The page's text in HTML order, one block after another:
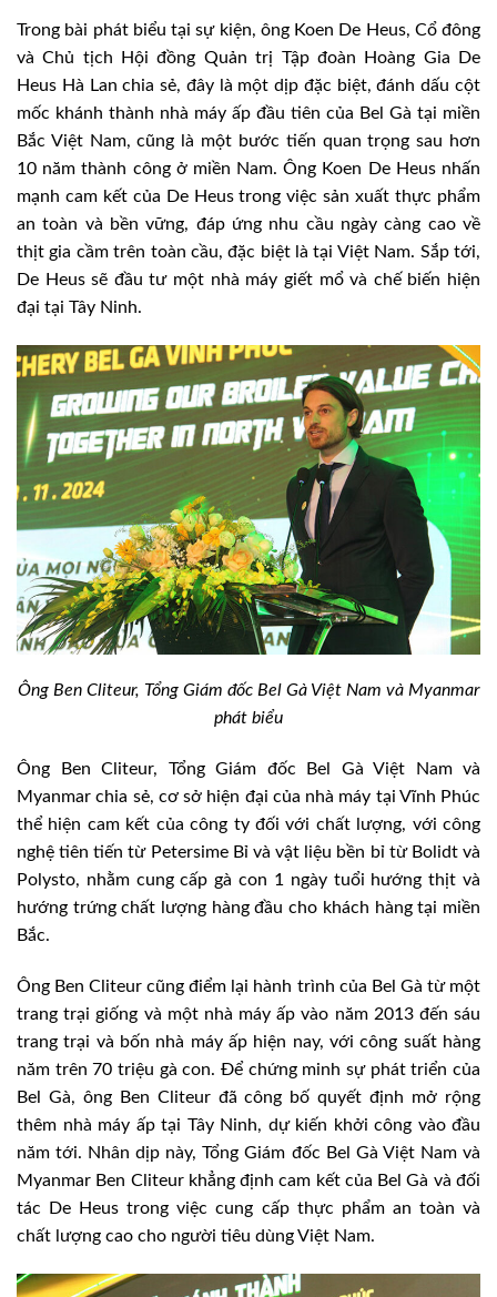
Trong bài phát biểu tại sự kiện, ông Koen De Heus, Cổ đông
và Chủ tịch Hội đồng Quản trị Tập đoàn Hoàng Gia De
Heus Hà Lan chia sẻ, đây là một dịp đặc biệt, đánh dấu cột
mốc khánh thành nhà máy ấp đầu tiên của Bel Gà tại miền
Bắc Việt Nam, cũng là một bước tiến quan trọng sau hơn
10 năm thành công ở miền Nam. Ông Koen De Heus nhấn
mạnh cam kết của De Heus trong việc sản xuất thực phẩm
an toàn và bền vững, đáp ứng nhu cầu ngày càng cao về
thịt gia cầm trên toàn cầu, đặc biệt là tại Việt Nam. Sắp tới,
De Heus sẽ đầu tư một nhà máy giết mổ và chế biến hiện
đại tại Tây Ninh.
Ông Ben Cliteur, Tổng Giám đốc Bel Gà Việt Nam và Myanmar
phát biểu
Ông Ben Cliteur, Tổng Giám đốc Bel Gà Việt Nam và
Myanmar chia sẻ, cơ sở hiện đại của nhà máy tại Vĩnh Phúc
thể hiện cam kết của công ty đối với chất lượng, với công
nghệ tiên tiến từ Petersime Bỉ và vật liệu bền bỉ từ Bolidt và
Polysto, nhằm cung cấp gà con 1 ngày tuổi hướng thịt và
hướng trứng chất lượng hàng đầu cho khách hàng tại miền
Bắc.
Ông Ben Cliteur cũng điểm lại hành trình của Bel Gà từ một
trang trại giống và một nhà máy ấp vào năm 2013 đến sáu
trang trại và bốn nhà máy ấp hiện nay, với công suất hàng
năm trên 70 triệu gà con. Để chứng minh sự phát triển của
Bel Gà, ông Ben Cliteur đã công bố quyết định mở rộng
thêm nhà máy ấp tại Tây Ninh, dự kiến khởi công vào đầu
năm tới. Nhân dịp này, Tổng Giám đốc Bel Gà Việt Nam và
Myanmar Ben Cliteur khẳng định cam kết của Bel Gà và đối
tác De Heus trong việc cung cấp thực phẩm an toàn và
chất lượng cao cho người tiêu dùng Việt Nam.